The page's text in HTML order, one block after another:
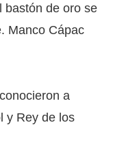
bastón de oro se
Manco Cápac
a
y Rey de los